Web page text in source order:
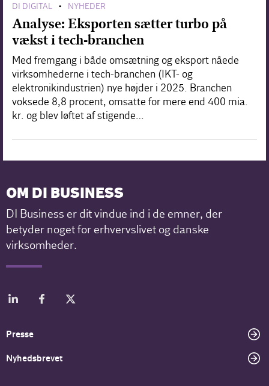
DI DIGITAL • NYHEDER
Analyse: Eksporten sætter turbo på
vækst i tech-branchen
Med fremgang i både omsætning og eksport nåede
virksomhederne i tech-branchen (IKT- og
elektronikindustrien) nye højder i 2025. Branchen
voksede 8,8 procent, omsatte for mere end 400 mia.
kr. og blev løftet af stigende…
OM DI BUSINESS
DI Business er dit vindue ind i de emner, der
betyder noget for erhvervslivet og danske
virksomheder.
Presse
Nyhedsbrevet